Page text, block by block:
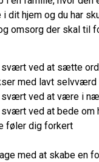
i dit hjem og du har
omsorg der skal til
svært ved at sætte
med lavt selvværd
svært ved at være i
svært ved at bede om
føler dig forkert
med at skabe en